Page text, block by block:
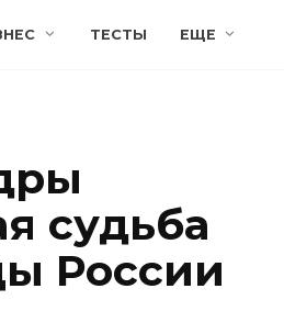
ТЕСТЫ ЕЩЕ
судьба
России